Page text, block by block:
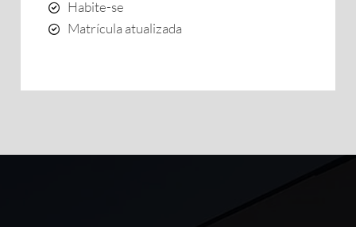
Habite-se
Matrícula atualizada